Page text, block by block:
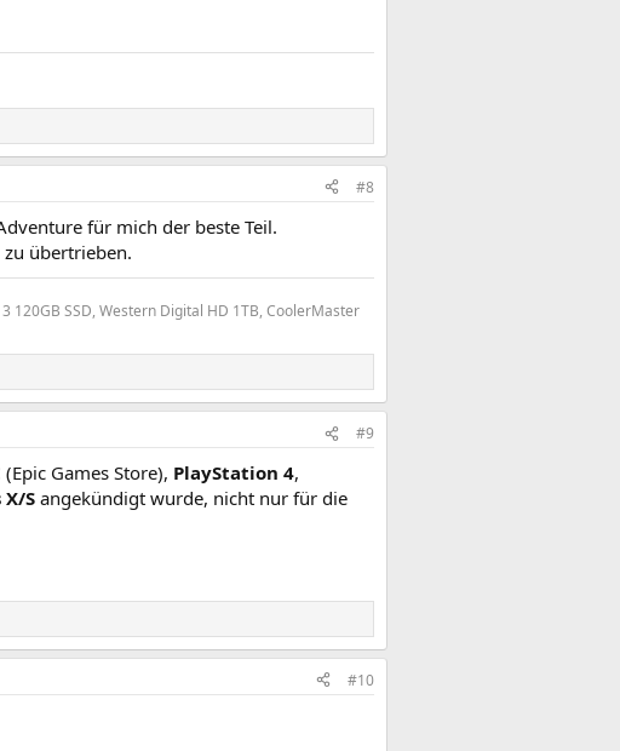
#8
für mich der beste Teil.
übertrieben.
120GB SSD, Western Digital HD 1TB, CoolerMaster
#9
(Epic Games Store), PlayStation 4,
S angekündigt wurde, nicht nur für die
#10